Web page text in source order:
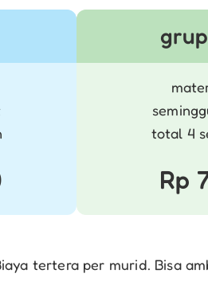
total 4
Rp
tertera per murid. Bisa